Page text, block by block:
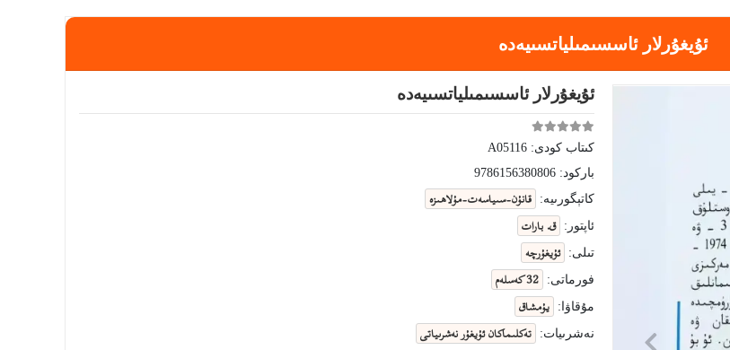
ئۇيغۇرلار ئاسسىمىلياتسىيەدە
ئۇيغۇرلار ئاسسىمىلياتسىيەدە
كىتاب كودى: A05116
باركود: 9786156380806
كاتېگورىيە:
قانۇن-سىياسەت-مۇلاھىزە
ئاپتور: ق. بارات
تىلى: ئۇيغۇرچە
فورماتى: 32 كەسلەم
مۇقاۋا: يۇمشاق
نەشرىيات: تەكلىماكان ئۇيغۇر نەشرىياتى